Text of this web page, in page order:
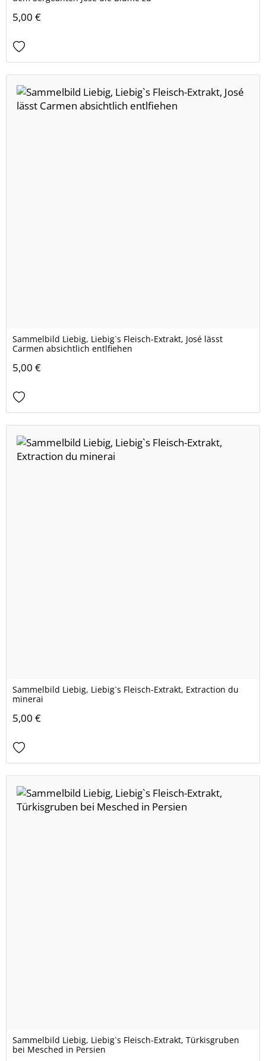
5,00 €
Sammelbild Liebig, Liebig`s Fleisch-Extrakt, José lässt
Carmen absichtlich entlfiehen
5,00 €
Sammelbild Liebig, Liebig`s Fleisch-Extrakt, Extraction du
minerai
5,00 €
Sammelbild Liebig, Liebig`s Fleisch-Extrakt, Türkisgruben
bei Mesched in Persien